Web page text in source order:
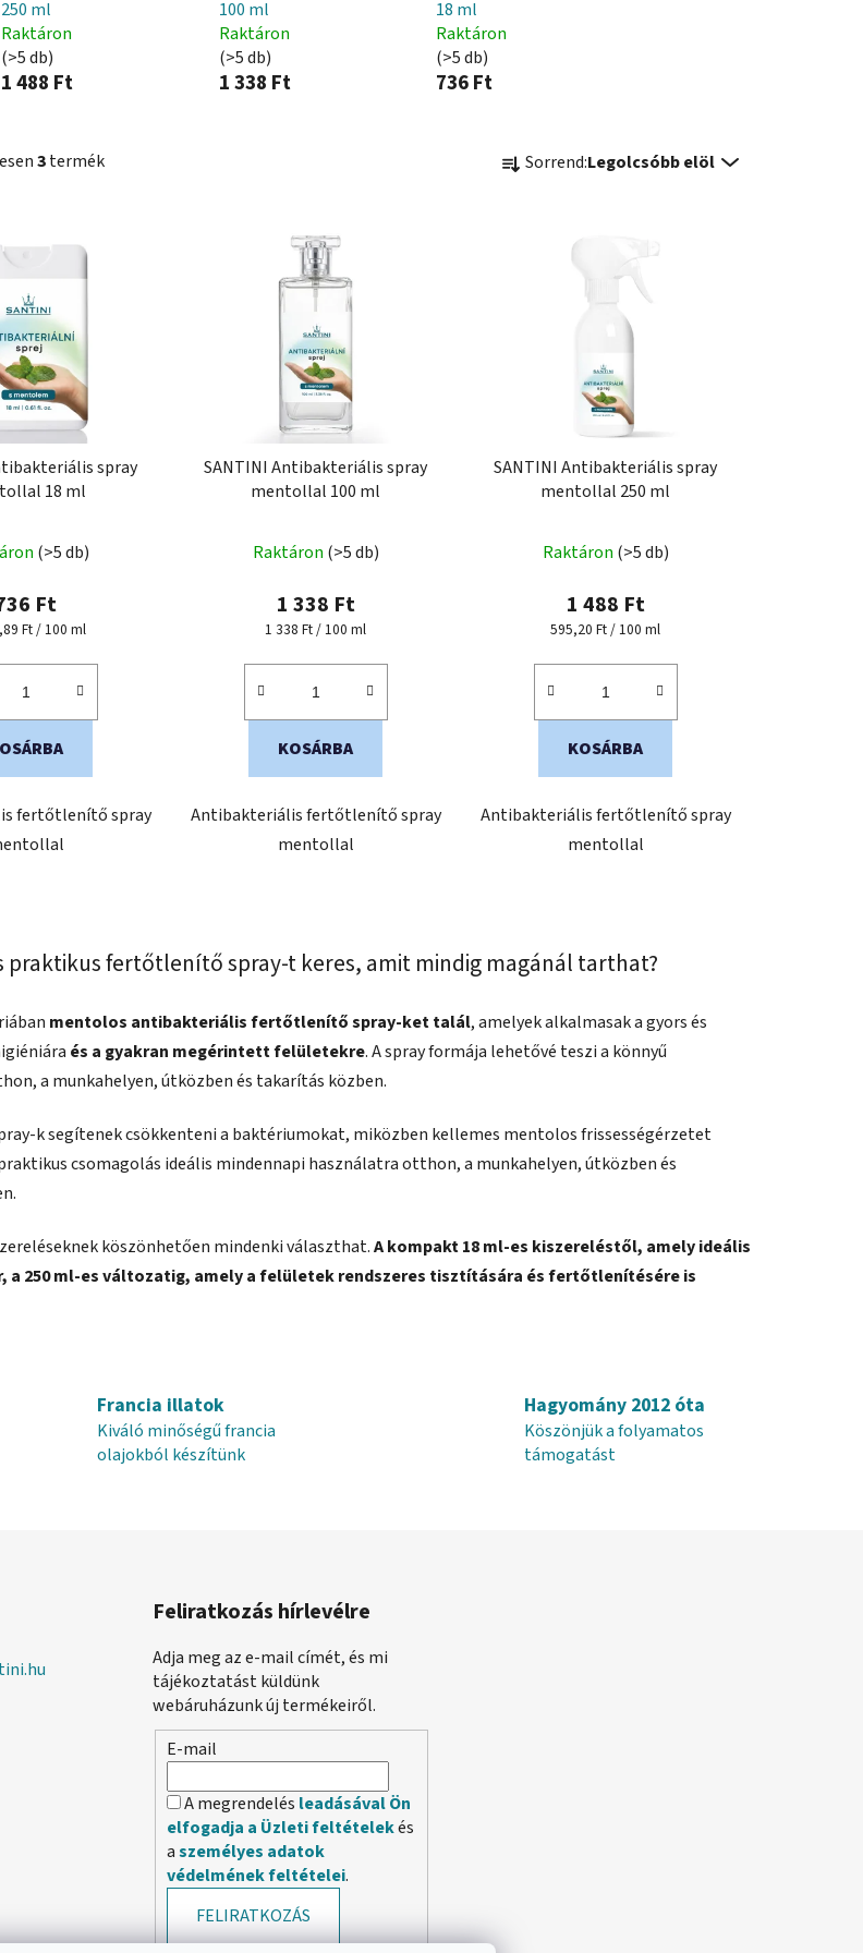
250 ml
Raktáron
(>5 db)
1 488 Ft
100 ml
Raktáron
(>5 db)
1 338 Ft
18 ml
Raktáron
(>5 db)
736 Ft
3termék e
d
e
Sorrend:Legolcsóbb elöl
spray
18 ml
(>5 db)
Ft
Ft / 100 ml
fertőtlenítő spray
SANTINI Antibakteriális spray
mentollal 100 ml
Raktáron (>5 db)
1 338 Ft
Egységár:
1 338 Ft / 100 ml
KOSÁRBA
Antibakteriális fertőtlenítő spray
mentollal
SANTINI Antibakteriális spray
mentollal 250 ml
Raktáron (>5 db)
1 488 Ft
Egységár:
595,20 Ft / 100 ml
KOSÁRBA
Antibakteriális fertőtlenítő spray
mentollal
s
a
r
á
y
í
e
l
praktikus fertőtlenítő spray-t keres, amit mindig magánál tarthat?
mentolos antibakteriális fertőtlenítő spray-ket talál, amelyek alkalmasak a gyors és
és a gyakran megérintett felületekre. A spray formája lehetővé teszi a könnyű
a munkahelyen, útközben és takarítás közben.
k segítenek csökkenteni a baktériumokat, miközben kellemes mentolos frissességérzetet
csomagolás ideális mindennapi használatra otthon, a munkahelyen, útközben és
köszönhetően mindenki választhat.A kompakt 18 ml-es kiszereléstől, amely ideális
a 250 ml-es változatig, amely a felületek rendszeres tisztítására és fertőtlenítésére is
Francia illatok
Kiváló minőségű francia
olajokból készítünk
Hagyomány 2012 óta
Köszönjük a folyamatos
támogatást
Feliratkozás hírlevélre
Adja meg az e-mail címét, és mi
tájékoztatást küldünk
webáruházunk új termékeiről.
E-mail
A megrendelés leadásával Ön
elfogadja a Üzleti feltételekés
aszemélyes adatok
védelmének feltételei.
FELIRATKOZÁS